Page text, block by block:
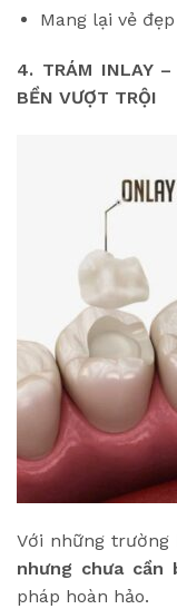
Mang lại vẻ
4. TRÁM INLAY –
BỀN VƯỢT TRỘI
Với những trường
nhưng chưa cần
pháp hoàn hảo.